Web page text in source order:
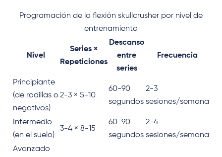
Programación de la flexión skullcrusher por nivel de
entrenamiento
Nivel
Series ×
Repeticiones
Descanso
entre
series
Frecuencia
Principiante
(de rodillas o
negativos)
2-3 × 5-10
60-90
segundos
2-3
sesiones/semana
Intermedio
(en el suelo)
3-4 × 8-15
60-90
segundos
2-4
sesiones/semana
Avanzado